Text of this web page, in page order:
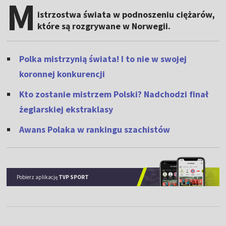
M istrzostwa świata w podnoszeniu ciężarów,
które są rozgrywane w Norwegii.
Polka mistrzynią świata! I to nie w swojej
koronnej konkurencji
Kto zostanie mistrzem Polski? Nadchodzi finał
żeglarskiej ekstraklasy
Awans Polaka w rankingu szachistów
Pobierz aplikację TVP SPORT